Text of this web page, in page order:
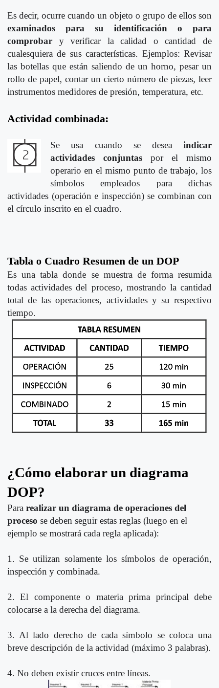
Es decir, ocurre cuando un objeto o grupo de ellos son
examinados para su identificación o para
comprobar y verificar la calidad o cantidad de
cualesquiera de sus características. Ejemplos: Revisar
las botellas que están saliendo de un horno, pesar un
rollo de papel, contar un cierto número de piezas, leer
instrumentos medidores de presión, temperatura, etc.
Actividad combinada:
Se usa cuando se desea indicar
actividades conjuntas por el mismo
operario en el mismo punto de trabajo, los
símbolos empleados para dichas
actividades (operación e inspección) se combinan con
el círculo inscrito en el cuadro.
Tabla o Cuadro Resumen de un DOP
Es una tabla donde se muestra de forma resumida
todas actividades del proceso, mostrando la cantidad
total de las operaciones, actividades y su respectivo
tiempo.
¿Cómo elaborar un diagrama
DOP?
Para realizar un diagrama de operaciones del
proceso se deben seguir estas reglas (luego en el
ejemplo se mostrará cada regla aplicada):
1. Se utilizan solamente los símbolos de operación,
inspección y combinada.
2. El componente o materia prima principal debe
colocarse a la derecha del diagrama.
3. Al lado derecho de cada símbolo se coloca una
breve descripción de la actividad (máximo 3 palabras).
4. No deben existir cruces entre líneas.